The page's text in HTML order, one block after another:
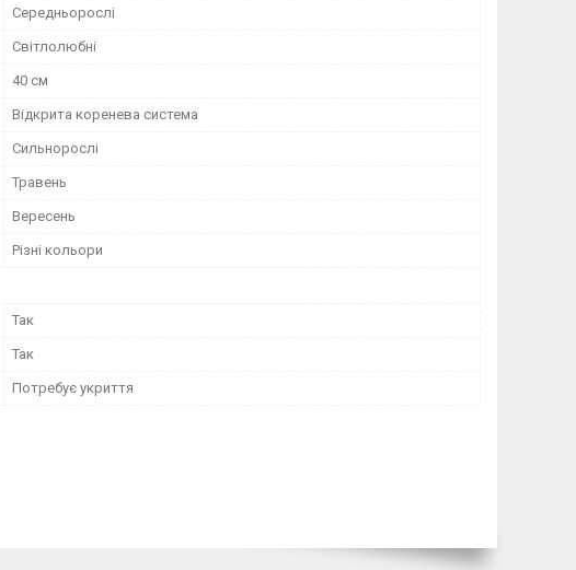
Середньорослі
Світлолюбні
40 см
Відкрита коренева система
Сильнорослі
Травень
Вересень
Різні кольори
Так
Так
Потребує укриття